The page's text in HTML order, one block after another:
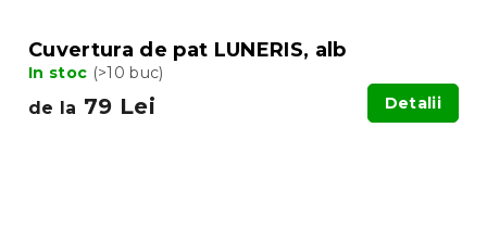
Cuvertura de pat LUNERIS, alb
In stoc (>10 buc)
de la 79 Lei Detalii